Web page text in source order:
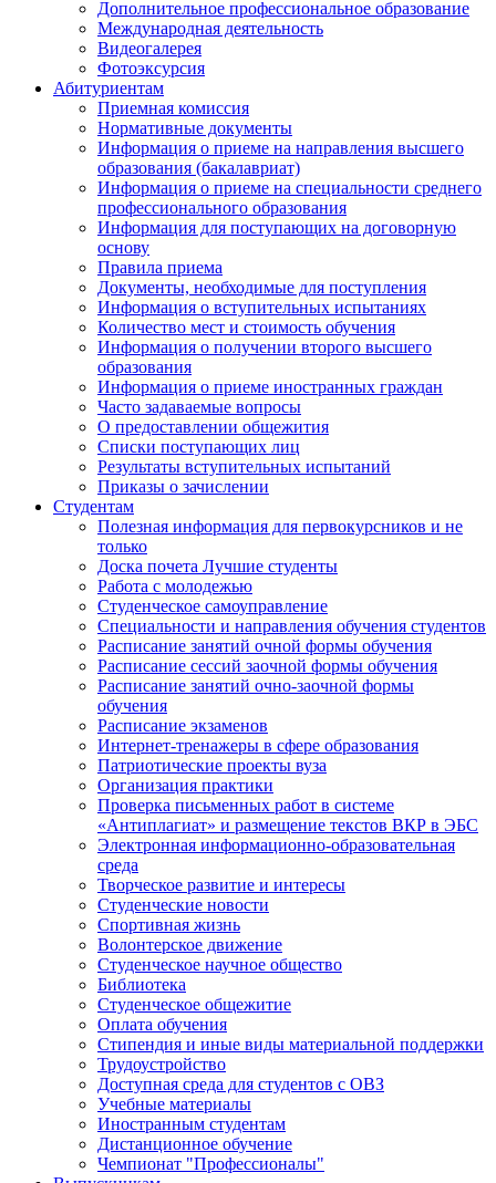
Дополнительное профессиональное образование
Международная деятельность
Видеогалерея
Фотоэксурсия
Абитуриентам
Приемная комиссия
Нормативные документы
Информация о приеме на направления высшего
образования (бакалавриат)
Информация о приеме на специальности среднего
профессионального образования
Информация для поступающих на договорную
основу
Правила приема
Документы, необходимые для поступления
Информация о вступительных испытаниях
Количество мест и стоимость обучения
Информация о получении второго высшего
образования
Информация о приеме иностранных граждан
Часто задаваемые вопросы
О предоставлении общежития
Списки поступающих лиц
Результаты вступительных испытаний
Приказы о зачислении
Студентам
Полезная информация для первокурсников и не
только
Доска почета Лучшие студенты
Работа с молодежью
Студенческое самоуправление
Специальности и направления обучения студентов
Расписание занятий очной формы обучения
Расписание сессий заочной формы обучения
Расписание занятий очно-заочной формы
обучения
Расписание экзаменов
Интернет-тренажеры в сфере образования
Патриотические проекты вуза
Организация практики
Проверка письменных работ в системе
«Антиплагиат» и размещение текстов ВКР в ЭБС
Электронная информационно-образовательная
среда
Творческое развитие и интересы
Студенческие новости
Спортивная жизнь
Волонтерское движение
Студенческое научное общество
Библиотека
Студенческое общежитие
Оплата обучения
Стипендия и иные виды материальной поддержки
Трудоустройство
Доступная среда для студентов с ОВЗ
Учебные материалы
Иностранным студентам
Дистанционное обучение
Чемпионат "Профессионалы"